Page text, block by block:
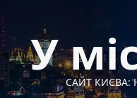
до
вмістуУ САЙТ КИЄВА: